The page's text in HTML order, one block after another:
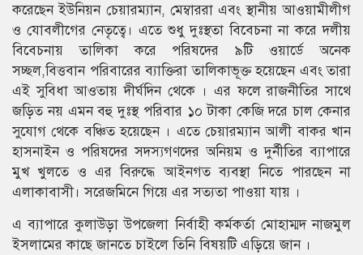
করেছেন ইউনিয়ন চেয়ারম্যান, মেম্বাররা এবং স্থানীয় আওয়ামীলীগ
ও যোবলীগের নেতৃত্বে। এতে শুধু দুঃস্থতা বিবেচনা না করে দলীয়
বিবেচনায় তালিকা করে পরিষদের ৯টি ওয়ার্ডে অনেক
সচ্ছল,বিত্তবান পরিবারের ব্যাক্তিরা তালিকাভূক্ত হয়েছেন এবং তারা
এই সুবিধা আওতায় দীর্ঘদিন থেকে । এর ফলে রাজনীতির সাথে
জড়িত নয় এমন বহু দুঃস্থ পরিবার ১০ টাকা কেজি দরে চাল কেনার
সুযোগ থেকে বঞ্চিত হয়েছেন । এতে চেয়ারম্যান আলী বাকর খান
হাসনাইন ও পরিষদের সদস্যগণদের অনিয়ম ও দুর্নীতির ব্যাপারে
মুখ খুলতে ও এর বিরুদ্ধে আইনগত ব্যবস্থা নিতে পারছেন না
এলাকাবাসী। সরেজমিনে গিয়ে এর সত্যতা পাওয়া যায় ।
এ ব্যাপারে কুলাউড়া উপজেলা নির্বাহী কর্মকর্তা মোহাম্মদ নাজমুল
ইসলামের কাছে জানতে চাইলে তিনি বিষয়টি এড়িয়ে জান ।